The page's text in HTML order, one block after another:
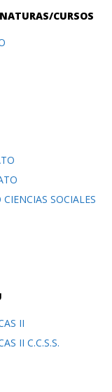
CURSOS
SOCIALES
II
II C.C.S.S.